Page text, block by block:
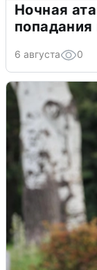
Ночная
попадания
6 августа 0